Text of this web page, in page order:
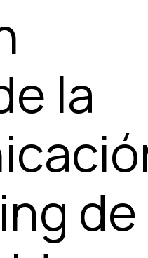
la
de